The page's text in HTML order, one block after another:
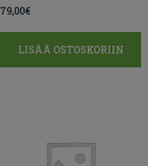
79,00€
LISÄÄ OSTOSKORIIN